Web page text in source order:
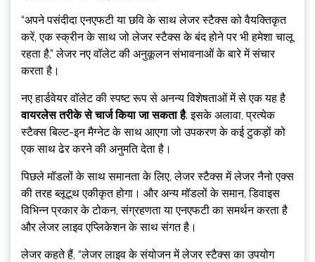
“अपने पसंदीदा एनएफटी या छवि के साथ लेजर स्टैक्स को वैयक्तिकृत
करें, एक स्क्रीन के साथ जो लेजर स्टैक्स के बंद होने पर भी हमेशा चालू
रहता है,” लेजर नए वॉलेट की अनुकूलन संभावनाओं के बारे में संचार
करता है।
नए हार्डवेयर वॉलेट की स्पष्ट रूप से अनन्य विशेषताओं में से एक यह है
वायरलेस तरीके से चार्ज किया जा सकता है. इसके अलावा, प्रत्येक
स्टैक्स बिल्ट-इन मैग्नेट के साथ आएगा जो उपकरण के कई टुकड़ों को
एक साथ ढेर करने की अनुमति देता है।
पिछले मॉडलों के साथ समानता के लिए, लेजर स्टैक्स में लेजर नैनो एक्स
की तरह ब्लूटूथ एकीकृत होगा। और अन्य मॉडलों के समान, डिवाइस
विभिन्न प्रकार के टोकन, संग्रहणता या एनएफटी का समर्थन करता है
और लेजर लाइव एप्लिकेशन के साथ संगत है।
लेजर कहते हैं, “लेजर लाइव के संयोजन में लेजर स्टैक्स का उपयोग